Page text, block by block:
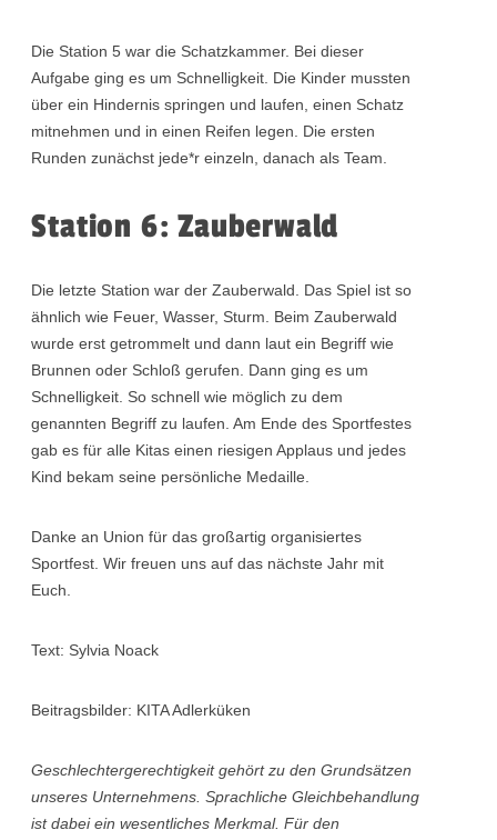
Die Station 5 war die Schatzkammer. Bei dieser
Aufgabe ging es um Schnelligkeit. Die Kinder mussten
über ein Hindernis springen und laufen, einen Schatz
mitnehmen und in einen Reifen legen. Die ersten
Runden zunächst jede*r einzeln, danach als Team.
Station 6: Zauberwald
Die letzte Station war der Zauberwald. Das Spiel ist so
ähnlich wie Feuer, Wasser, Sturm. Beim Zauberwald
wurde erst getrommelt und dann laut ein Begriff wie
Brunnen oder Schloß gerufen. Dann ging es um
Schnelligkeit. So schnell wie möglich zu dem
genannten Begriff zu laufen. Am Ende des Sportfestes
gab es für alle Kitas einen riesigen Applaus und jedes
Kind bekam seine persönliche Medaille.
Danke an Union für das großartig organisiertes
Sportfest. Wir freuen uns auf das nächste Jahr mit
Euch.
Text: Sylvia Noack
Beitragsbilder: KITA Adlerküken
Geschlechtergerechtigkeit gehört zu den Grundsätzen
unseres Unternehmens. Sprachliche Gleichbehandlung
ist dabei ein wesentliches Merkmal. Für den